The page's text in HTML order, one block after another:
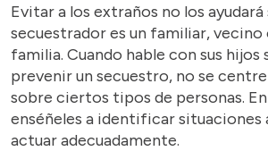
Evitar a los extraños no los ayudará
secuestrador es un familiar,
familia. Cuando hable con sus
prevenir un secuestro, no se
sobre ciertos tipos de personas.
enséñeles a identificar situaciones
actuar adecuadamente.